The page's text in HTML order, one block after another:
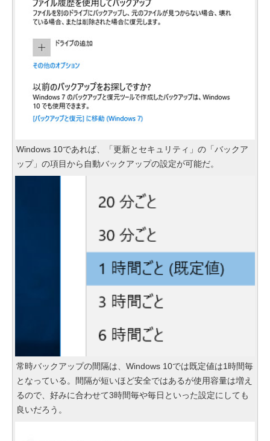
Windows 10であれば、「更新とセキュリティ」の「バックア
ップ」の項目から自動バックアップの設定が可能だ。
常時バックアップの間隔は、Windows 10では既定値は1時間毎
となっている。間隔が短いほど安全ではあるが使用容量は増え
るので、好みに合わせて3時間毎や毎日といった設定にしても
良いだろう。